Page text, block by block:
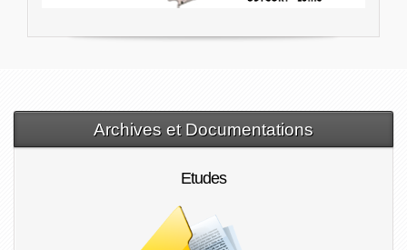
Archives et Documentations
Etudes